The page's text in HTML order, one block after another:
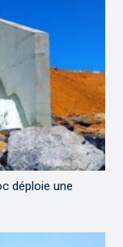
déploie une